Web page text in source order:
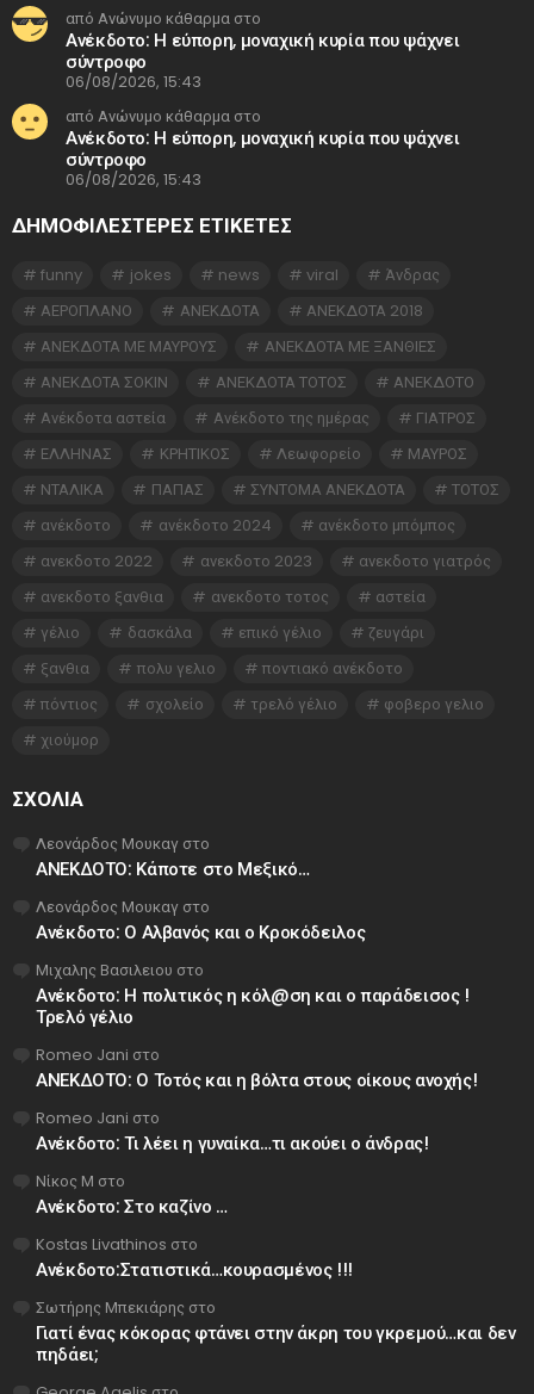
από Ανώνυμο κάθαρμα στο
Ανέκδοτο: Η εύπορη, μοναχική κυρία που ψάχνει
σύντροφο
06/08/2026, 15:43
από Ανώνυμο κάθαρμα στο
Ανέκδοτο: Η εύπορη, μοναχική κυρία που ψάχνει
σύντροφο
06/08/2026, 15:43
ΔΗΜΟΦΙΛΕΣΤΕΡΕΣ ΕΤΙΚΈΤΕΣ
funny jokes news viral
Άνδρας
ΑΕΡΟΠΛΑΝΟ
ΑΝΕΚΔΟΤΑ
ΑΝΕΚΔΟΤΑ 2018
ΑΝΕΚΔΟΤΑ ΜΕ ΜΑΥΡΟΥΣ
ΑΝΕΚΔΟΤΑ ΜΕ ΞΑΝΘΙΕΣ
ΑΝΕΚΔΟΤΑ ΣΟΚΙΝ
ΑΝΕΚΔΟΤΑ ΤΟΤΟΣ
ΑΝΕΚΔΟΤΟ
Ανέκδοτα αστεία
Ανέκδοτο της ημέρας
ΓΙΑΤΡΟΣ
ΕΛΛΗΝΑΣ
ΚΡΗΤΙΚΟΣ Λεωφορείο
ΜΑΥΡΟΣ
ΝΤΑΛΙΚΑ
ΠΑΠΑΣ ΣΥΝΤΟΜΑ ΑΝΕΚΔΟΤΑ
ΤΟΤΟΣ
ανέκδοτο
ανέκδοτο 2024
ανέκδοτο μπόμπος
ανεκδοτο 2022
ανεκδοτο 2023
ανεκδοτο γιατρός
ανεκδοτο ξανθια
ανεκδοτο τοτος
αστεία
γέλιο
δασκάλα επικό γέλιο
ζευγάρι
ξανθια
πολυ γελιο
ποντιακό ανέκδοτο
πόντιος
σχολείο τρελό γέλιο
φοβερο γελιο
χιούμορ
ΣΧΌΛΙΑ
Λεονάρδος Μουκαγ στο
ΑΝΕΚΔΟΤΟ: Κάποτε στο Μεξικό…
Λεονάρδος Μουκαγ στο
Ανέκδοτο: Ο Αλβανός και ο Κροκόδειλος
Μιχαλης Βασιλειου στο
Ανέκδοτο: Η πολιτικός η κόλ@ση και ο παράδεισος !
Τρελό γέλιο
Romeo Jani στο
ΑΝΕΚΔΟΤΟ: Ο Τοτός και η βόλτα στους οίκους ανοχής!
Romeo Jani στο
Ανέκδοτο: Τι λέει η γυναίκα…τι ακούει ο άνδρας!
Νίκος Μ στο
Ανέκδοτο: Στο καζίνο …
Kostas Livathinos στο
Ανέκδοτο:Στατιστικά…κουρασμένος !!!
Σωτήρης Μπεκιάρης στο
Γιατί ένας κόκορας φτάνει στην άκρη του γκρεμού…και δεν
πηδάει;